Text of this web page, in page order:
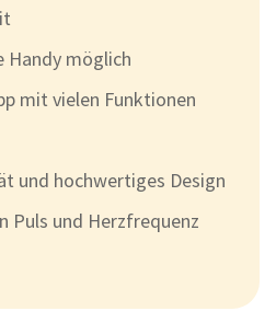
Handy möglich
mit vielen Funktionen
und hochwertiges Design
Puls und Herzfrequenz